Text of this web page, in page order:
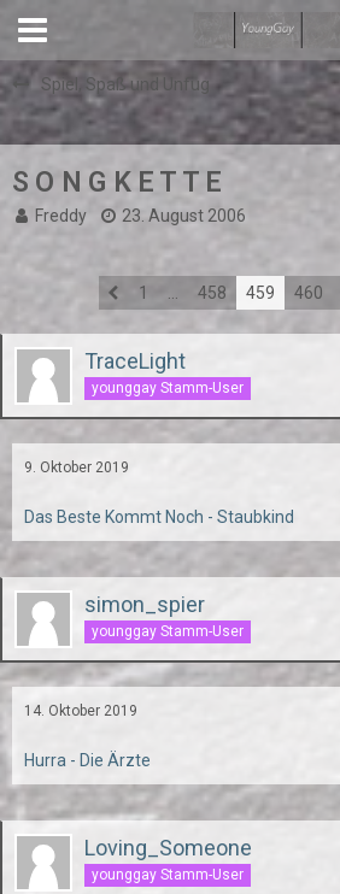
Spiel, Spaß und Unfug
S O N G K E T T E
Freddy 23. August 2006
1 458 459 460
TraceLight
younggay Stamm-User
9. Oktober 2019
Das Beste Kommt Noch - Staubkind
simon_spier
younggay Stamm-User
14. Oktober 2019
Hurra - Die Ärzte
Loving_Someone
younggay Stamm-User